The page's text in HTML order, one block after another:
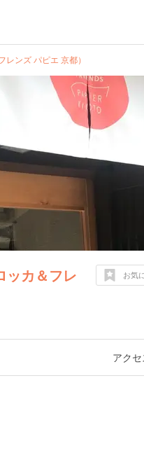
レンズ パピエ 京都）
ッカ＆フレ
お気
アクセ